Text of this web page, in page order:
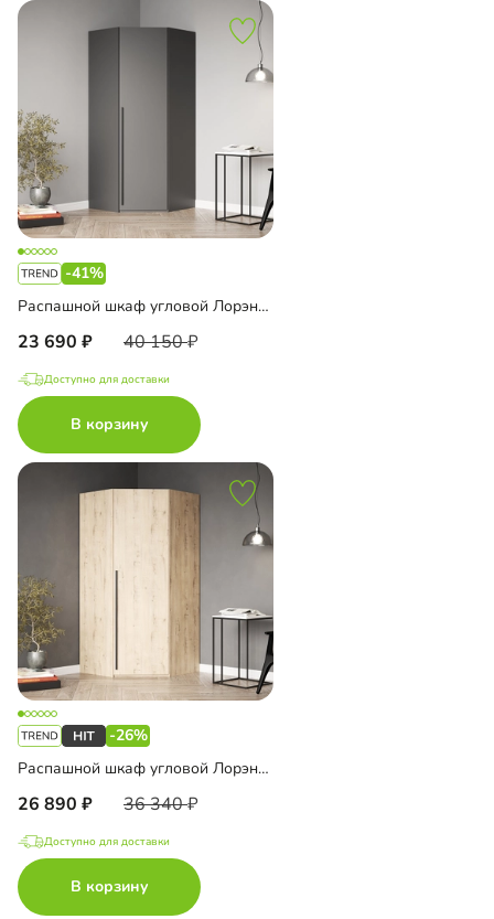
-41%
Распашной шкаф угловой Лорэна-900
23 690 40 150
Доступно для доставки
В корзину
-26%
Распашной шкаф угловой Лорэна-1000
26 890 36 340
Доступно для доставки
В корзину